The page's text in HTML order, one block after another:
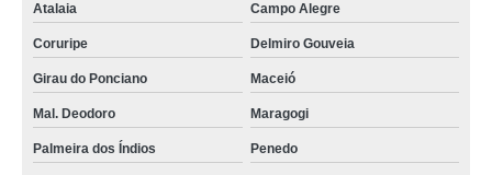
Atalaia Campo Alegre
Coruripe Delmiro Gouveia
Girau do Ponciano Maceió
Mal. Deodoro Maragogi
Palmeira dos Índios Penedo